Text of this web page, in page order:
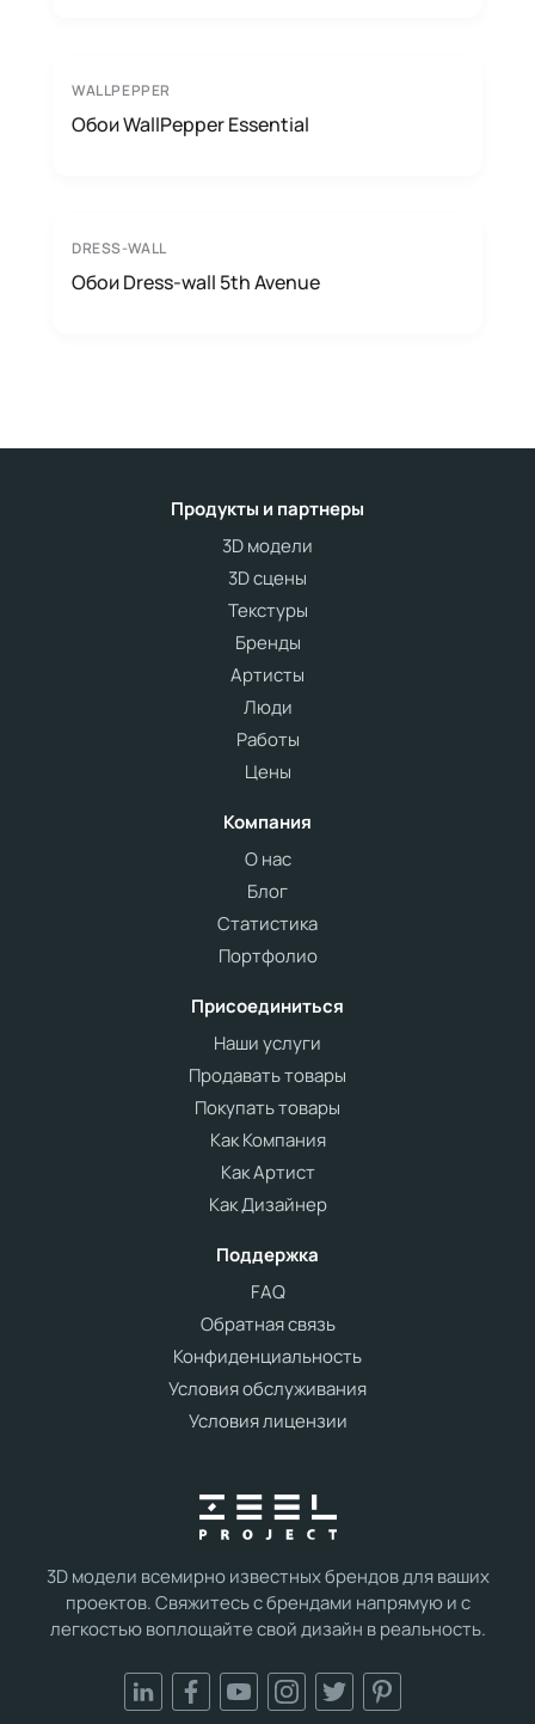
WALLPEPPER
Обои WallPepper Essential
DRESS-WALL
Обои Dress-wall 5th Avenue
3D модели всемирно известных брендов для ваших
проектов. Свяжитесь с брендами напрямую и с
легкостью воплощайте свой дизайн в реальность.
Продукты и партнеры
3D модели
3D сцены
Текстуры
Бренды
Артисты
Люди
Работы
Цены
Компания
О нас
Блог
Статистика
Портфолио
Присоединиться
Наши услуги
Продавать товары
Покупать товары
Как Компания
Как Артист
Как Дизайнер
Поддержка
FAQ
Обратная связь
Конфиденциальность
Условия обслуживания
Условия лицензии